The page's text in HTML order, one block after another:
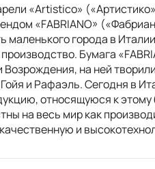
«Artistico»
«FABRIANO»
маленького города в
Бумага
Возрождения, на ней
и Рафаэль. Сегодня в
относящуюся к этому
на весь мир как
и